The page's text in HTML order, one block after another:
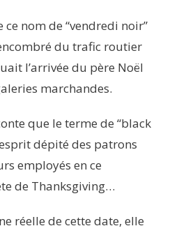
ce nom de “vendredi noir”
du trafic routier
l’arrivée du père Noël
marchandes.
que le terme de “black
dépité des patrons
employés en ce
de Thanksgiving…
réelle de cette date, elle